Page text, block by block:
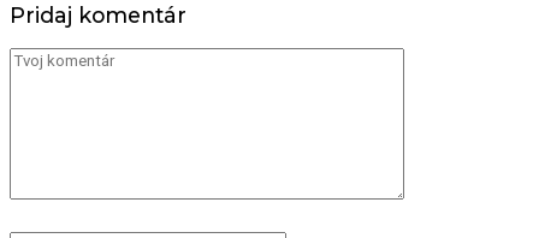
Pridaj komentár